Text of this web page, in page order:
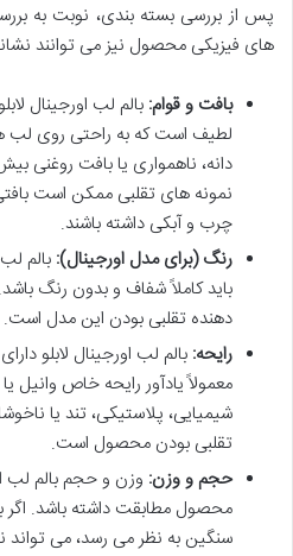
پس از بررسی بسته بندی، نوبت به
های فیزیکی محصول نیز می توانند
بافت و قوام: بالم لب اورجینال
لطیف است که به راحتی روی لب
دانه، ناهمواری یا بافت روغنی
نمونه های تقلبی ممکن است
چرب و آبکی داشته باشند.
رنگ (برای مدل اورجینال): بالم
باید کاملاً شفاف و بدون رنگ
دهنده تقلبی بودن این مدل است.
رایحه: بالم لب اورجینال لابلو
معمولاً یادآور رایحه خاص
شیمیایی، پلاستیکی، تند یا
تقلبی بودن محصول است.
حجم و وزن: وزن و حجم بالم
محصول مطابقت داشته باشد.
سنگین به نظر می رسد، می تواند